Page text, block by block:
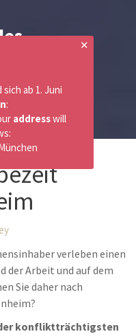
verleben einen
der Arbeit und auf dem
Sie daher nach
konfliktträchtigsten
✕
sich ab 1. Juni
:
addresswill